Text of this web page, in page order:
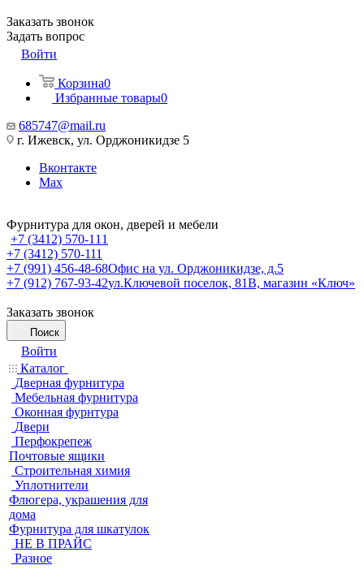
Заказать звонок
Задать вопрос
Войти
Корзина0
Избранные товары0
685747@mail.ru
г. Ижевск, ул. Орджоникидзе 5
Вконтакте
Max
Фурнитура для окон, дверей и мебели
+7 (3412) 570-111
+7 (3412) 570-111
+7 (991) 456-48-68Офис на ул. Орджоникидзе, д.5
+7 (912) 767-93-42ул.Ключевой поселок, 81В, магазин «Ключ»
Заказать звонок
Поиск
Войти
Каталог
Дверная фурнитура
Мебельная фурнитура
Оконная фурнтура
Двери
Перфокрепеж
Почтовые ящики
Строительная химия
Уплотнители
Флюгера, украшения для
дома
Фурнитура для шкатулок
НЕ В ПРАЙС
Разное